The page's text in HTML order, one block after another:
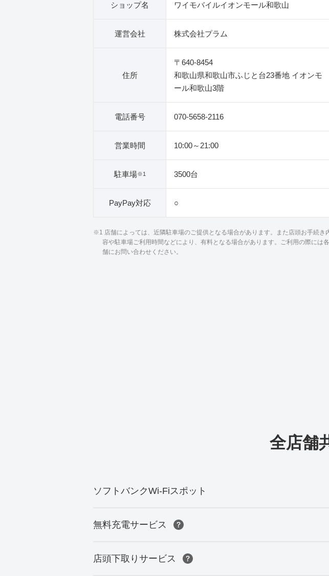
ショップ名 ワイモバイルイオンモール和歌山
運営会社 株式会社プラム
住所
〒640-8454
和歌山県和歌山市ふじと台23番地 イオンモ
ール和歌山3階
電話番号 070-5658-2116
営業時間 10:00～21:00
駐車場※1 3500台
PayPay対応 ○
※1 店舗によっては、近隣駐車場のご提供となる場合があります。また店頭お手続き
容や駐車場ご利用時間などにより、有料となる場合があります。ご利用の際には
舗にお問い合わせください。
全店舗
ソフトバンクWi-Fiスポット
無料充電サービス
店頭下取りサービス